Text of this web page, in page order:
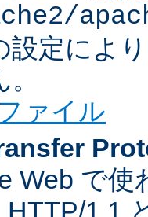
設定によ
ァイル
Web で
HTTP/1.1